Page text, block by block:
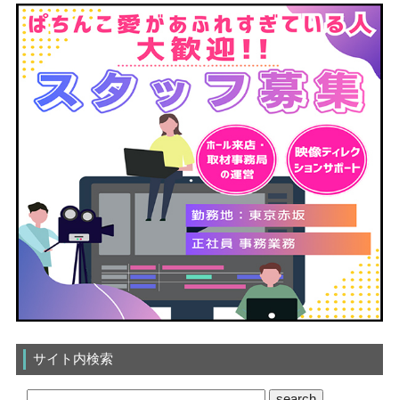
サイト内検索